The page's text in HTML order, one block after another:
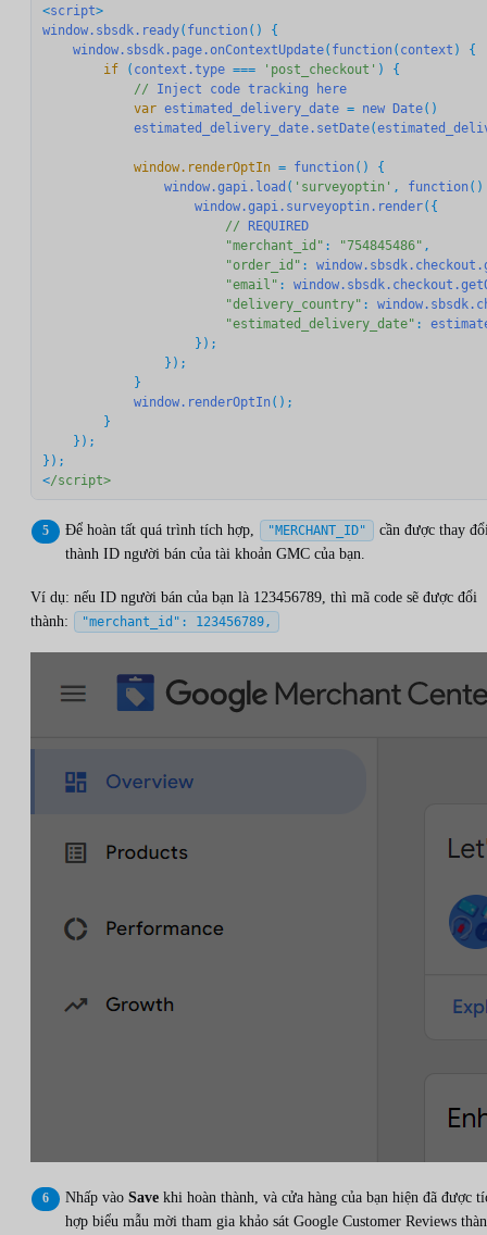
<script
window.sbsdk.ready( function () {
window.sbsdk.page.onContextUpdate( function ( context
        if
( context.type === 'post_checkout' ) {
//
Inject code tracking
here
            var
estimated_delivery_date = new Date()
estimated_delivery_date.setDate(
            window.renderOptIn
= function () {
window.gapi.load ( 'surveyoptin' , function
window.gapi.surveyoptin.render({
//
REQUIRED
"merchant_id" : "754845486" ,
"order_id" :
"email" :
"delivery_country" :
"estimated_delivery_date" :
                    });
                });
            }
window.renderOptIn ();
        }
    });
});
</script>
Để hoàn tất quá trình tích hợp, "MERCHANT_ID"
cần được thay
thành ID người bán của tài khoản GMC của bạn.
Ví dụ: nếu ID người bán của bạn là 123456789, thì mã code sẽ được đổi
thành:
"merchant_id": 123456789,
Nhấp vào Save khi hoàn thành, và cửa hàng của bạn hiện đã được
hợp biểu mẫu mời tham gia khảo sát Google Customer Reviews